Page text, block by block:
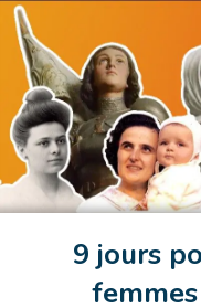
9 jours